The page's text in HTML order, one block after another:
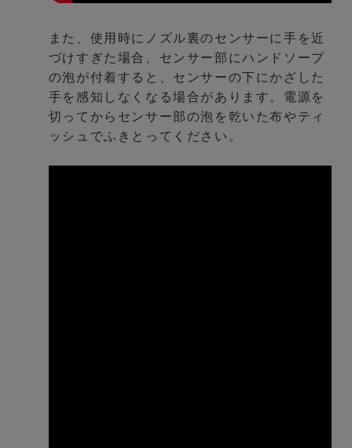
また、使用時にノズル裏のセンサーに手を近
づけすぎた場合、センサー部にハンドソープ
の泡が付着すると、センサーの下にかざした
手を感知しなくなる場合があります。電源を
切ってからセンサー部の泡を乾いた布やティ
ッシュでふきとってください。